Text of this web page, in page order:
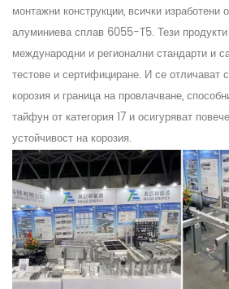
монтажни конструкции, всички изработени
алуминиева сплав 6055-T5. Тези
международни и регионални стандарти и
тестове и сертифициране. И се отличават
корозия и граница на провлачване,
тайфун от категория 17 и осигуряват
устойчивост на корозия.